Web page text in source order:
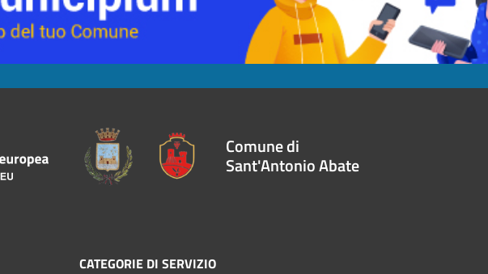
Comune di
Sant'Antonio Abate
CATEGORIE DI SERVIZIO